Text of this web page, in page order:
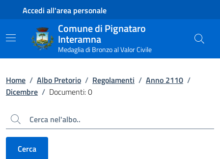
Contenuto principale
Piede di paginaAccedi all'area personale
Comune di Pignataro
Interamna
Medaglia di Bronzo al Valor Civile
Home / Albo Pretorio / Regolamenti / Anno 2110 /
Dicembre / Documenti: 0
Cerca
Cerca